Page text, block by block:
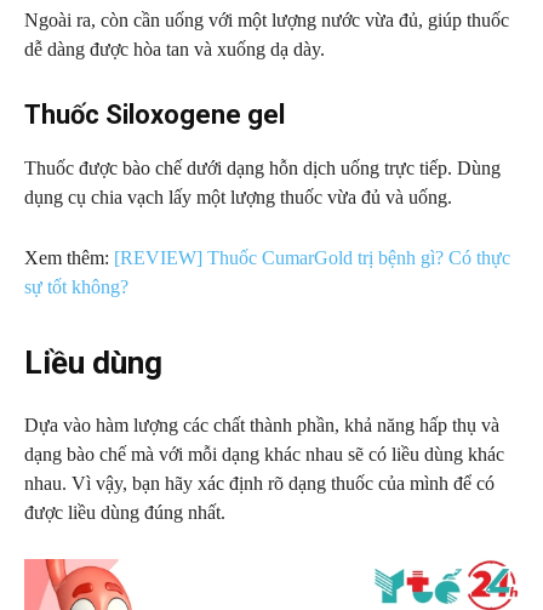
Ngoài ra, còn cần uống với một lượng nước vừa đủ, giúp thuốc
dễ dàng được hòa tan và xuống dạ dày.
Thuốc Siloxogene gel
Thuốc được bào chế dưới dạng hỗn dịch uống trực tiếp. Dùng
dụng cụ chia vạch lấy một lượng thuốc vừa đủ và uống.
Xem thêm: [REVIEW] Thuốc CumarGold trị bệnh gì? Có thực
sự tốt không?
Liều dùng
Dựa vào hàm lượng các chất thành phần, khả năng hấp thụ và
dạng bào chế mà với mỗi dạng khác nhau sẽ có liều dùng khác
nhau. Vì vậy, bạn hãy xác định rõ dạng thuốc của mình để có
được liều dùng đúng nhất.